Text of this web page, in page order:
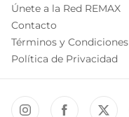
Únete a la Red REMAX
Contacto
Términos y Condiciones
Política de Privacidad